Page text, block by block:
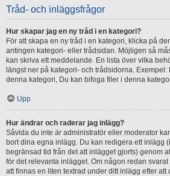
Tråd- och inläggsfrågor
Hur skapar jag en ny tråd i en kategori?
För att skapa en ny tråd i en kategori, klicka på
antingen kategori- eller trådsidan. Möjligen så
kan skriva ett meddelande. En lista över vilka
längst ner på kategori- och trådsidorna.
denna kategori, Du kan bifoga filer i denna
Upp
Hur ändrar och raderar jag inlägg?
Såvida du inte är administratör eller moderator
bort dina egna inlägg. Du kan redigera ett inlägg
begränsad tid från det att inlägget gjorts) genom
för det relevanta inlägget. Om någon redan
att finnas en liten textrad under ditt inlägg efter att